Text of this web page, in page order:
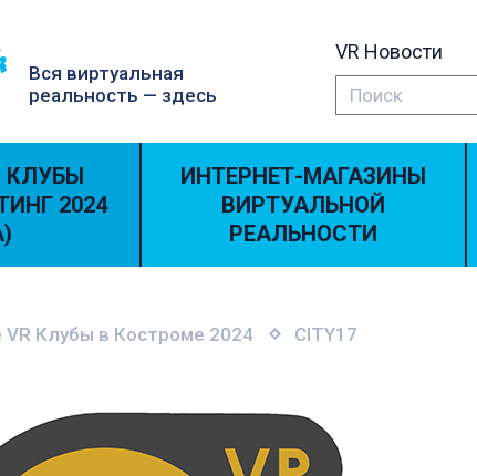
Вся виртуальная
реальность — здесь
VR Новости
КЛУБЫ
2024
ИНТЕРНЕТ-МАГАЗИНЫ
ВИРТУАЛЬНОЙ
РЕАЛЬНОСТИ
Клубы в Костроме 2024 CITY17